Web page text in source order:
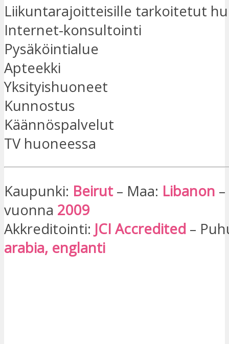
Liikuntarajoitteisille tarkoitetut
Internet-konsultointi
Pysäköintialue
Apteekki
Yksityishuoneet
Kunnostus
Käännöspalvelut
TV huoneessa
Kaupunki: Beirut – Maa: Libanon
vuonna 2009
Akkreditointi: JCI Accredited –
arabia, englanti